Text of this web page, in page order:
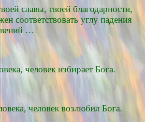
славы, твоей благодарности,
соответствовать углу падения
…
человек избирает Бога.
человек возлюбил Бога.